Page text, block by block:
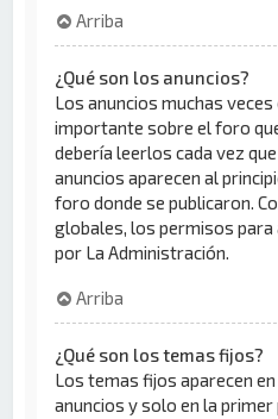
Arriba
¿Qué son los anuncios?
Los anuncios muchas
importante sobre el foro
debería leerlos cada vez
anuncios aparecen al
foro donde se publicaron.
globales, los permisos
por La Administración.
Arriba
¿Qué son los temas fijos?
Los temas fijos aparecen
anuncios y solo en la primer